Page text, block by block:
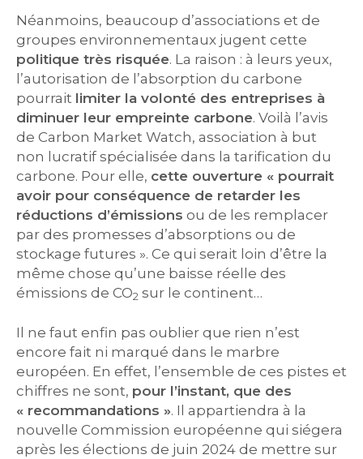
Néanmoins, beaucoup d’associations et de
groupes environnementaux jugent cette
politique très risquée. La raison : à leurs yeux,
l’autorisation de l’absorption du carbone
pourrait limiter la volonté des entreprises à
diminuer leur empreinte carbone. Voilà l’avis
de Carbon Market Watch, association à but
non lucratif spécialisée dans la tarification du
carbone. Pour elle, cette ouverture « pourrait
avoir pour conséquence de retarder les
réductions d’émissions ou de les remplacer
par des promesses d’absorptions ou de
stockage futures ». Ce qui serait loin d’être la
même chose qu’une baisse réelle des
émissions de CO2 sur le continent…
Il ne faut enfin pas oublier que rien n’est
encore fait ni marqué dans le marbre
européen. En effet, l’ensemble de ces pistes et
chiffres ne sont, pour l’instant, que des
« recommandations ». Il appartiendra à la
nouvelle Commission européenne qui siégera
après les élections de juin 2024 de mettre sur